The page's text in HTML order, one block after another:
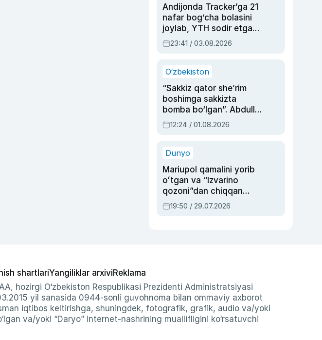
Andijonda Tracker’ga 21
nafar bog‘cha bolasini
joylab, YTH sodir etgan
ayolga sud hukmi o‘qildi
23:41 / 03.08.2026
O‘zbekiston
“Sakkiz qator she’rim
boshimga sakkizta
bomba bo‘lgan”. Abdulla
Oripovni siyosiy
ayblovlardan asrab
12:24 / 01.08.2026
Dunyo
Mariupol qamalini yorib
oʻtgan va “Izvarino
qozoni”dan chiqqan
qahramon — Ukraina
armiyasi bosh
19:50 / 29.07.2026
shartlariYangiliklar arxiviReklama
hozirgi O‘zbekiston Respublikasi Prezidenti Administratsiyasi
yil sanasida 0944-sonli guvohnoma bilan ommaviy axborot
iqtibos keltirishga, shuningdek, fotografik, grafik, audio va/yoki
va/yoki “Daryo” internet-nashrining muallifligini ko‘rsatuvchi